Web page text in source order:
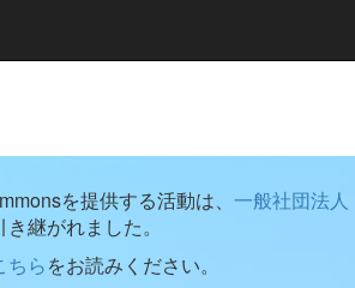
を提供する活動は、 一般社団法人
き継がれました。
ちらをお読みください。